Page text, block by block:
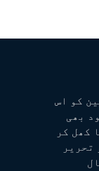
کو اس
بھی
کھل کر
تحریر